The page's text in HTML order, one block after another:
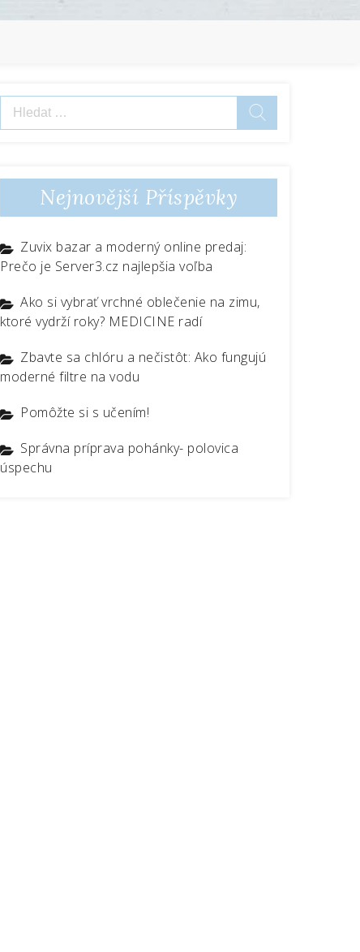
Vyhledávání
Nejnovější Příspěvky
Zuvix bazar a moderný online predaj:
Prečo je Server3.cz najlepšia voľba
Ako si vybrať vrchné oblečenie na zimu,
ktoré vydrží roky? MEDICINE radí
Zbavte sa chlóru a nečistôt: Ako fungujú
moderné filtre na vodu
Pomôžte si s učením!
Správna príprava pohánky- polovica
úspechu